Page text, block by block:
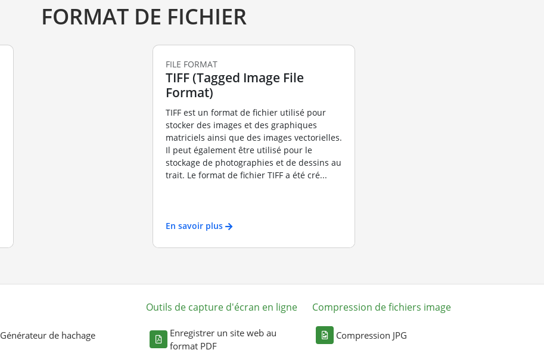
FORMAT DE FICHIER
FILE FORMAT
TIFF (Tagged Image File
Format)
TIFF est un format de fichier utilisé pour
stocker des images et des graphiques
matriciels ainsi que des images vectorielles.
Il peut également être utilisé pour le
stockage de photographies et de dessins au
trait. Le format de fichier TIFF a été cré...
En savoir plus
Générateur de hachage
Outils de capture d'écran en ligne
Enregistrer un site web au
format PDF
Compression de fichiers image
Compression JPG